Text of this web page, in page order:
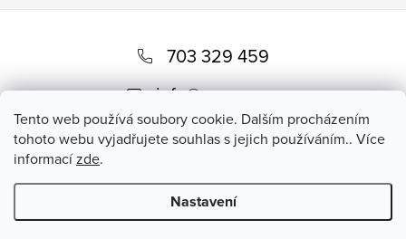
Tento web používá soubory cookie. Dalším procházením
tohoto webu vyjadřujete souhlas s jejich používáním.. Více
informacízde.
Nastavení
p
703 329 459
info@romero.cz